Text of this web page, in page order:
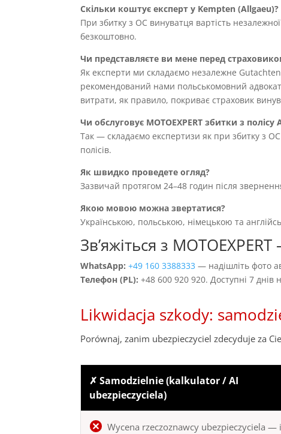
Скільки коштує експерт у Kempten (Allgaeu)?
При збитку з OC винуватця вартість
безкоштовно.
Чи представляєте ви мене перед
Як експерти ми складаємо незалежне
рекомендований нами польськомовний
витрати, як правило, покриває страховик
Чи обслуговує MOTOEXPERT збитки з полісу
Так — складаємо експертизи як при збитку з
полісів.
Як швидко проведете огляд?
Зазвичай протягом 24–48 годин після
Якою мовою можна звертатися?
Українською, польською, німецькою та
Звʼяжіться з
WhatsApp: +49 160 3388333 — надішліть фото
Телефон (PL): +48 600 920 920. Доступні 7
Likwidacja szkody:
Porównaj, zanim ubezpieczyciel zdecyduje za
✗ Samodzielnie (kalkulator / AI
ubezpieczyciela)
Wycena rzeczoznawcy ubezpieczyciela —